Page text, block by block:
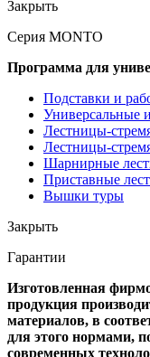
Закрыть
Серия MONTO
Программа для
Подставки и
Универсальные
Лестницы-
Лестницы-
Шарнирные
Приставные
Вышки туры
Закрыть
Гарантии
Изготовленная
продукция
материалов, в
для этого нормами,
современных